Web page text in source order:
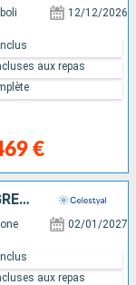
12/12/2026
€
aux repas
ESPAGNE, FRANCE, ITALIE, TURQUIE, GRÈCE
02/01/2027
aux repas